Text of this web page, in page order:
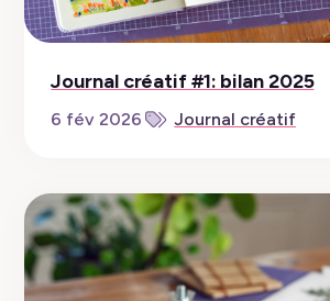
Journal créatif #1: bilan 2025
6 fév 2026 Journal créatif